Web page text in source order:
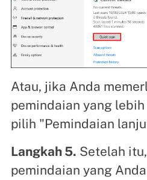
Atau, jika Anda
pemindaian yang
pilih "Pemindaian
Langkah 5. Setelah
pemindaian yang